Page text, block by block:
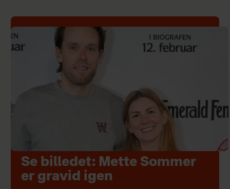
Se billedet: Mette Sommer
er gravid igen